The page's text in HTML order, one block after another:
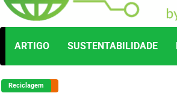
ARTIGO SUSTENTABILIDADE
Reciclagem